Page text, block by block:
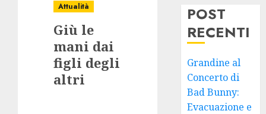
Attualità
Giù le
mani dai
figli degli
altri
POST
RECENTI
Grandine al
Concerto di
Bad Bunny:
Evacuazione e